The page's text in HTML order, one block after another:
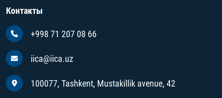
Контакты
+998 71 207 08 66
iica@iica.uz
100077, Tashkent, Mustakillik avenue, 42